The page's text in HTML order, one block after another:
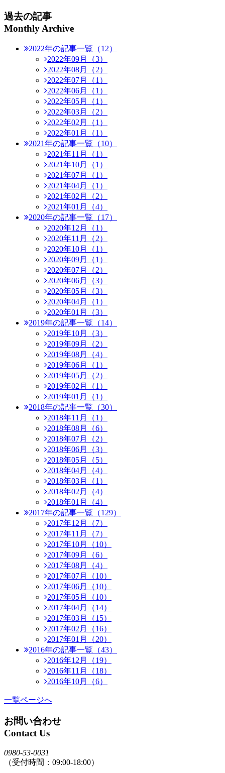
過去の記事
Monthly Archive
2022年の記事一覧（12）
2022年09月（3）
2022年08月（2）
2022年07月（1）
2022年06月（1）
2022年05月（1）
2022年03月（2）
2022年02月（1）
2022年01月（1）
2021年の記事一覧（10）
2021年11月（1）
2021年10月（1）
2021年07月（1）
2021年04月（1）
2021年02月（2）
2021年01月（4）
2020年の記事一覧（17）
2020年12月（1）
2020年11月（2）
2020年10月（1）
2020年09月（1）
2020年07月（2）
2020年06月（3）
2020年05月（3）
2020年04月（1）
2020年01月（3）
2019年の記事一覧（14）
2019年10月（3）
2019年09月（2）
2019年08月（4）
2019年06月（1）
2019年05月（2）
2019年02月（1）
2019年01月（1）
2018年の記事一覧（30）
2018年11月（1）
2018年08月（6）
2018年07月（2）
2018年06月（3）
2018年05月（5）
2018年04月（4）
2018年03月（1）
2018年02月（4）
2018年01月（4）
2017年の記事一覧（129）
2017年12月（7）
2017年11月（7）
2017年10月（10）
2017年09月（6）
2017年08月（4）
2017年07月（10）
2017年06月（10）
2017年05月（10）
2017年04月（14）
2017年03月（15）
2017年02月（16）
2017年01月（20）
2016年の記事一覧（43）
2016年12月（19）
2016年11月（18）
2016年10月（6）
一覧ページへ
お問い合わせ
Contact Us
0980-53-0031
（受付時間：09:00-18:00）